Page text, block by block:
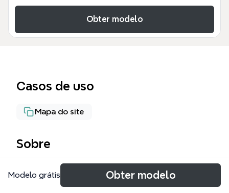
Obter modelo
Casos de uso
Mapa do site
Sobre
O template 'RG Digital' é um mapa mental de 33 nós
que guia o usuário pelas etapas de cadastro,
Modelo grátis Obter modelo